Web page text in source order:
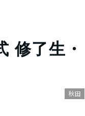
修了生・
秋田